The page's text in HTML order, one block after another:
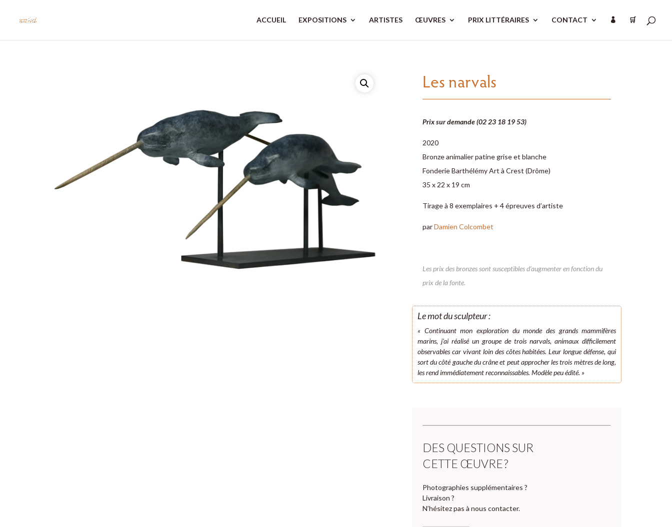
ACCUEIL EXPOSITIONS ARTISTES ŒUVRES PRIX LITTÉRAIRES CONTACT  🛒
Les narvals
Prix sur demande (02 23 18 19 53)
2020
Bronze animalier patine grise et blanche
Fonderie Barthélémy Art à Crest (Drôme)
35 x 22 x 19 cm
Tirage à 8 exemplaires + 4 épreuves d’artiste
parDamien Colcombet
Les prix des bronzes sont susceptibles d’augmenter en fonction du
prix de la fonte.
Le mot du sculpteur :
« Continuant mon exploration du monde des grands mammifères
marins, j’ai réalisé un groupe de trois narvals, animaux difficilement
observables car vivant loin des côtes habitées. Leur longue défense, qui
sort du côté gauche du crâne et peut approcher les trois mètres de long,
les rend immédiatement reconnaissables. Modèle peu édité. »
DES QUESTIONS SUR
CETTE ŒUVRE ?
Photographies supplémentaires ?
Livraison ?
N’hésitez pas à nous contacter.